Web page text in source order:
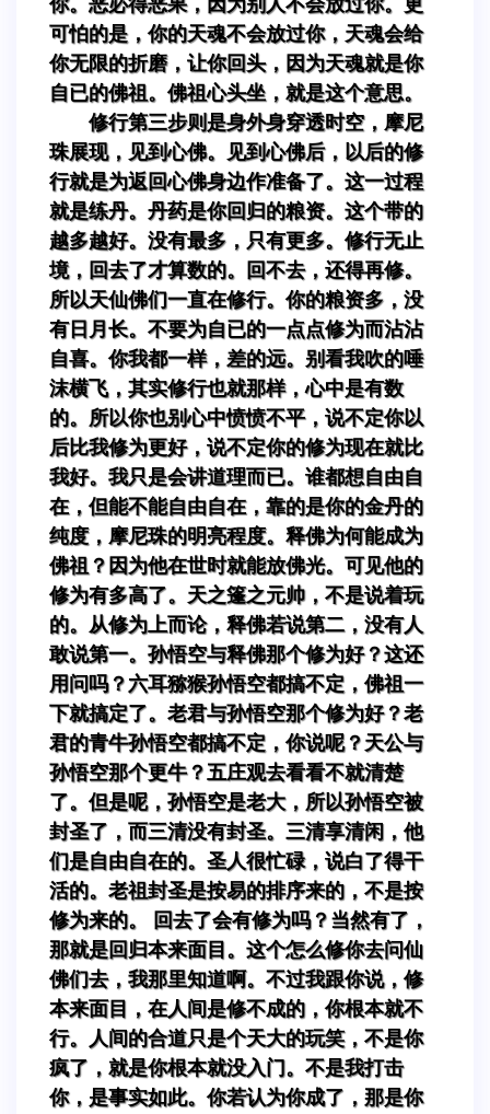
可怕的是，你的天魂不会放过你，天魂会给
你无限的折磨，让你回头，因为天魂就是你
自已的佛祖。佛祖心头坐，就是这个意思。
修行第三步则是身外身穿透时空，摩尼
珠展现，见到心佛。见到心佛后，以后的修
行就是为返回心佛身边作准备了。这一过程
就是练丹。丹药是你回归的粮资。这个带的
越多越好。没有最多，只有更多。修行无止
境，回去了才算数的。回不去，还得再修。
所以天仙佛们一直在修行。你的粮资多，没
有日月长。不要为自已的一点点修为而沾沾
自喜。你我都一样，差的远。别看我吹的唾
沫横飞，其实修行也就那样，心中是有数
的。所以你也别心中愤愤不平，说不定你以
后比我修为更好，说不定你的修为现在就比
我好。我只是会讲道理而已。谁都想自由自
在，但能不能自由自在，靠的是你的金丹的
纯度，摩尼珠的明亮程度。释佛为何能成为
佛祖？因为他在世时就能放佛光。可见他的
修为有多高了。天之篷之元帅，不是说着玩
的。从修为上而论，释佛若说第二，没有人
敢说第一。孙悟空与释佛那个修为好？这还
用问吗？六耳猕猴孙悟空都搞不定，佛祖一
下就搞定了。老君与孙悟空那个修为好？老
君的青牛孙悟空都搞不定，你说呢？天公与
孙悟空那个更牛？五庄观去看看不就清楚
了。但是呢，孙悟空是老大，所以孙悟空被
封圣了，而三清没有封圣。三清享清闲，他
们是自由自在的。圣人很忙碌，说白了得干
活的。老祖封圣是按易的排序来的，不是按
修为来的。 回去了会有修为吗？当然有了，
那就是回归本来面目。这个怎么修你去问仙
佛们去，我那里知道啊。不过我跟你说，修
本来面目，在人间是修不成的，你根本就不
行。人间的合道只是个天大的玩笑，不是你
疯了，就是你根本就没入门。不是我打击
你，是事实如此。你若认为你成了，那是你